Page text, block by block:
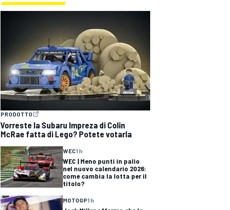
PRODOTTO
Vorreste la Subaru Impreza di Colin
McRae fatta di Lego? Potete votarla
WEC1 h
WEC | Meno punti in palio
nel nuovo calendario 2026:
come cambia la lotta per il
titolo?
MOTOGP1 h